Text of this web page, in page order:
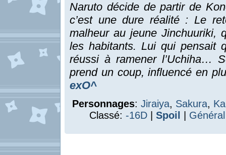
Naruto décide de partir de
c’est une dure réalité : Le
malheur au jeune Jinchuuriki,
les habitants. Lui qui pensait
réussi à ramener l’Uchiha…
prend un coup, influencé en
exO^
Personnages: Jiraiya, Sakura,
Classé: -16D Spoil Général